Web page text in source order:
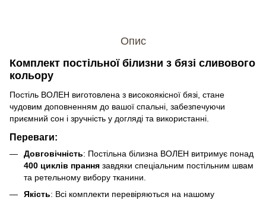
Опис
Комплект постільної білизни з бязі сливового
кольору
Постіль ВОЛЕН виготовлена з високоякісної бязі, стане
чудовим доповненням до вашої спальні, забезпечуючи
приємний сон і зручність у догляді та використанні.
Переваги:
Довговічність: Постільна білизна ВОЛЕН витримує понад
400 циклів прання завдяки спеціальним постільним швам
та ретельному вибору тканини.
Якість: Всі комплекти перевіряються на нашому